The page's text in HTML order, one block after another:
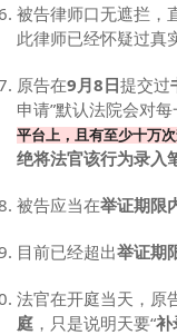
被告律师口无遮拦，
此律师已经怀疑过真
原告在9月8日提交过
申请”默认法院会对
平台上，且有至少十万
绝将法官该行为录入
被告应当在举证期限
目前已经超出举证期
法官在开庭当天，原
庭 ，只是说明天要“补